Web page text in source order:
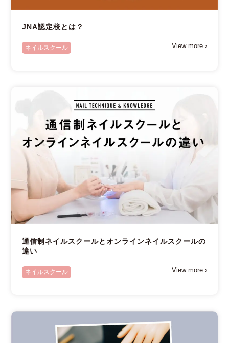
JNA認定校とは？
ネイルスクール View more ›
通信制ネイルスクールとオンラインネイルスクールの
違い
ネイルスクール View more ›